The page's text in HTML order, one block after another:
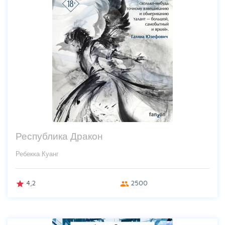
Республика Дракон
Ребекка Куанг
grade 4,2 group 2500